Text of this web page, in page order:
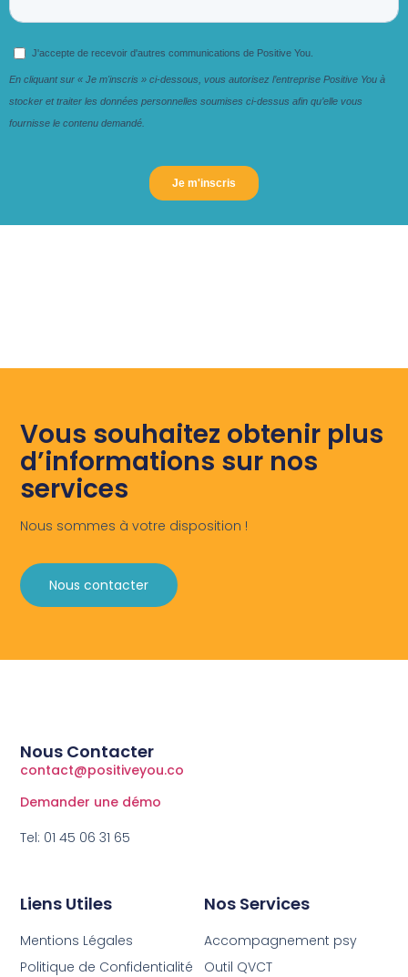
Vous souhaitez obtenir plus
d’informations sur nos
services
Nous sommes à votre disposition !
Nous contacter
Nos Services
Accompagnement psy
Outil QVCT
Liens Utiles
Mentions Légales
Politique de Confidentialité
Nous Contacter
contact@positiveyou.co
Demander une démo
Tel: 01 45 06 31 65